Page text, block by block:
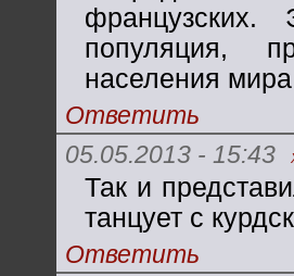
популяция,
населения
Ответить
05.05.2013 - 15:43
Так и
танцует с
Ответить